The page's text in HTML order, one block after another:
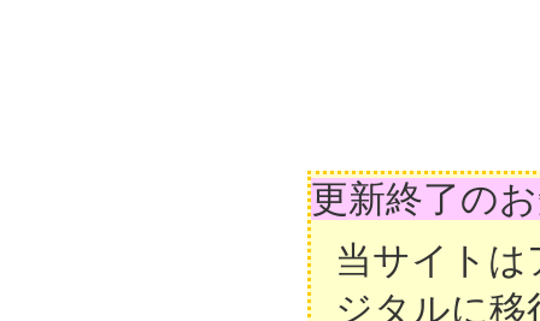
更新終了の
当サイト
ジタルに移